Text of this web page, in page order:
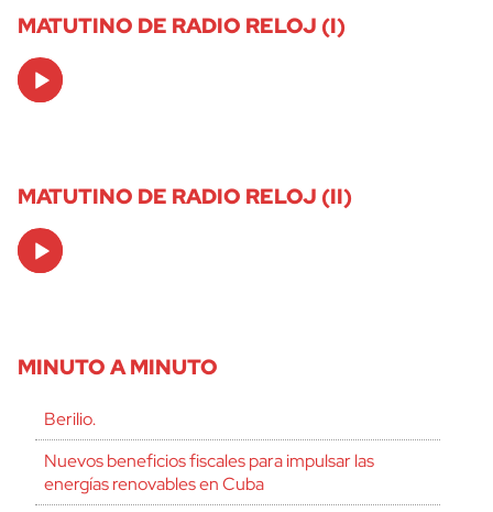
MATUTINO DE RADIO RELOJ (I)
Audio
Player
MATUTINO DE RADIO RELOJ (II)
Audio
Player
MINUTO A MINUTO
Berilio.
Nuevos beneficios fiscales para impulsar las
energías renovables en Cuba